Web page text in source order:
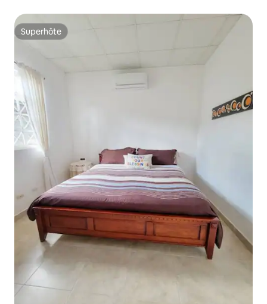
Superhôte
Superhôte